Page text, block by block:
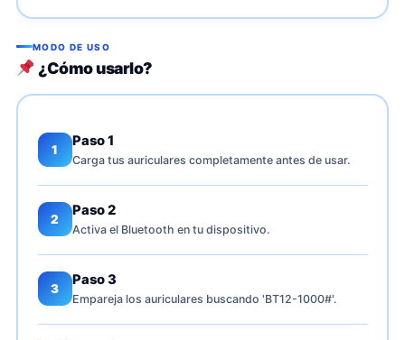
MODO DE USO
¿Cómo usarlo?
1
Paso 1
Carga tus auriculares completamente antes de usar.
2
Paso 2
Activa el Bluetooth en tu dispositivo.
3
Paso 3
Empareja los auriculares buscando 'BT12-1000#'.